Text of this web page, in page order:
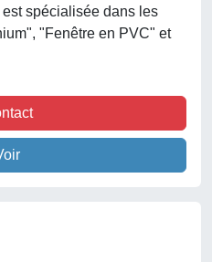
spécialisée dans les
"Fenêtre en PVC" et